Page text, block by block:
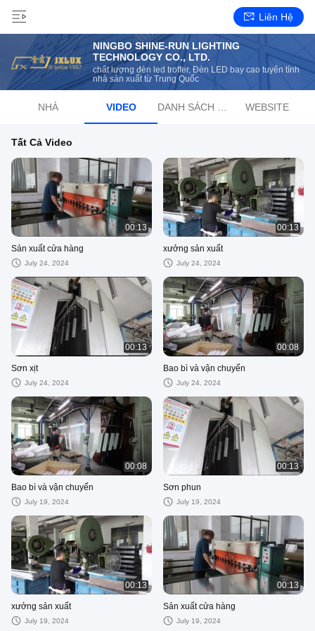
Liên Hệ
NINGBO SHINE-RUN LIGHTING
TECHNOLOGY CO., LTD.
chất lượng đèn led troffer, Đèn LED bay cao tuyến tính
nhà sản xuất từ ​​Trung Quốc
NHÀ VIDEO WEBSITE
Tất Cả Video
00:13
Sản xuất cửa hàng
July 24, 2024
00:13
xưởng sản xuất
July 24, 2024
00:13
Sơn xịt
July 24, 2024
00:08
Bao bì và vận chuyển
July 24, 2024
00:08
Bao bì và vận chuyển
July 19, 2024
00:13
Sơn phun
July 19, 2024
00:13
xưởng sản xuất
July 19, 2024
00:13
Sản xuất cửa hàng
July 19, 2024